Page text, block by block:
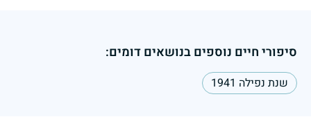
סיפורי חיים נוספים בנושאים דומים:
שנת נפילה 1941